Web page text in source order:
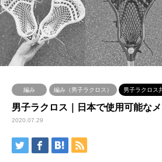
編み 編み（男子ラクロス） 男子ラクロス
男子ラクロス｜日本で使用可能な
2020.07.29